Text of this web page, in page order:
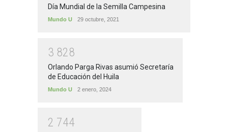
Día Mundial de la Semilla Campesina
Mundo U 29 octubre, 2021
3 828
Orlando Parga Rivas asumió Secretaría
de Educación del Huila
Mundo U 2 enero, 2024
2 744